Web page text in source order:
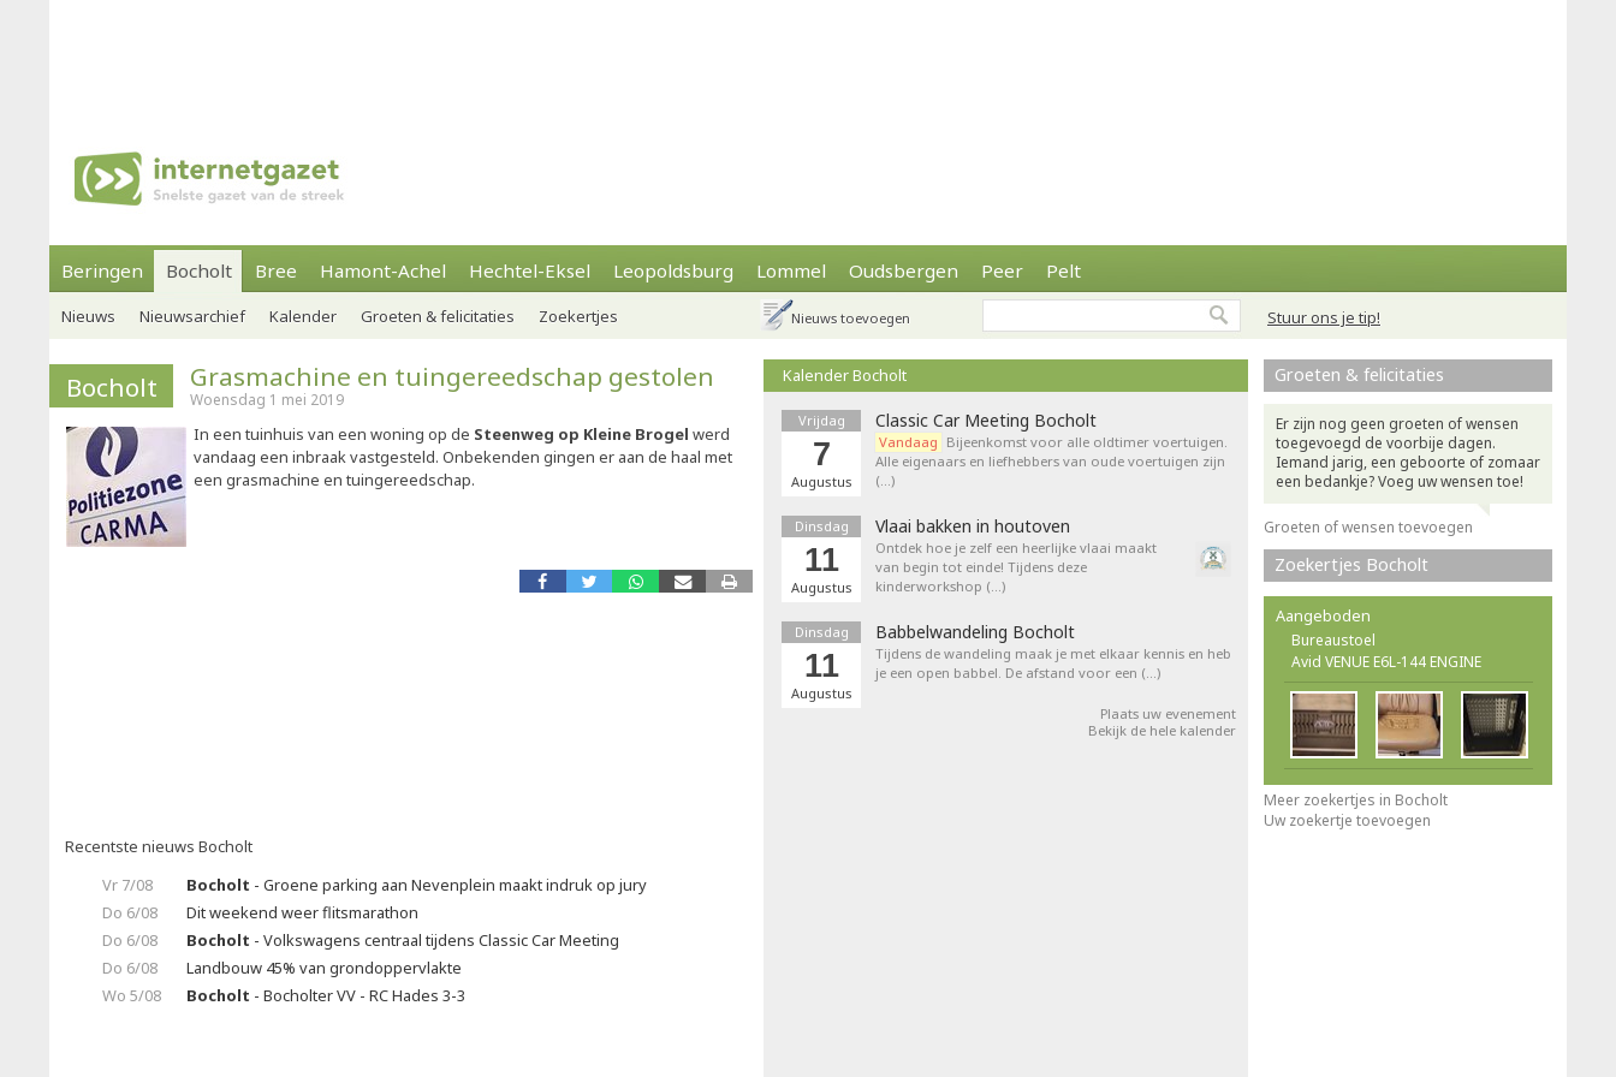
Beringen Bocholt Bree Hamont-Achel Hechtel-Eksel Leopoldsburg Lommel Oudsbergen Peer Pelt
Stuur ons je tip!
Nieuws Nieuwsarchief Kalender Groeten & felicitaties Zoekertjes Nieuws toevoegen
Bocholt Grasmachine en tuingereedschap gestolen
Woensdag 1 mei 2019
In een tuinhuis van een woning op de Steenweg op Kleine Brogel werd
vandaag een inbraak vastgesteld. Onbekenden gingen er aan de haal met
een grasmachine en tuingereedschap.
Recentste nieuws Bocholt
Vr 7/08
Bocholt - Groene parking aan Nevenplein maakt indruk op jury
Do 6/08
Dit weekend weer flitsmarathon
Do 6/08
Bocholt - Volkswagens centraal tijdens Classic Car Meeting
Do 6/08
Landbouw 45% van grondoppervlakte
Wo 5/08
Bocholt - Bocholter VV - RC Hades 3-3
Kalender Bocholt
Vrijdag
7
Augustus
Classic Car Meeting Bocholt
Vandaag Bijeenkomst voor alle oldtimer voertuigen.
Alle eigenaars en liefhebbers van oude voertuigen zijn
(…)
Dinsdag
11
Augustus
Vlaai bakken in houtoven
Ontdek hoe je zelf een heerlijke vlaai maakt
van begin tot einde! Tijdens deze
kinderworkshop (…)
Dinsdag
11
Augustus
Babbelwandeling Bocholt
Tijdens de wandeling maak je met elkaar kennis en heb
je een open babbel. De afstand voor een (…)
Plaats uw evenement
Bekijk de hele kalender
Groeten & felicitaties
Er zijn nog geen groeten of wensen
toegevoegd de voorbije dagen.
Iemand jarig, een geboorte of zomaar
een bedankje? Voeg uw wensen toe!
Groeten of wensen toevoegen
Zoekertjes Bocholt
Aangeboden
Bureaustoel
Avid VENUE E6L-144 ENGINE
Meer zoekertjes in Bocholt
Uw zoekertje toevoegen